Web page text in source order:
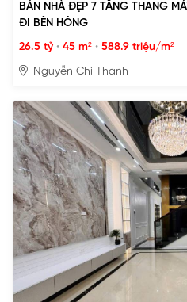
BÁN NHÀ ĐẸP 7 TẦNG THANG
ĐI BÊN HÔNG
26.5 tỷ • 45 m² • 588.9 triệu/m²
Nguyễn Chí Thanh